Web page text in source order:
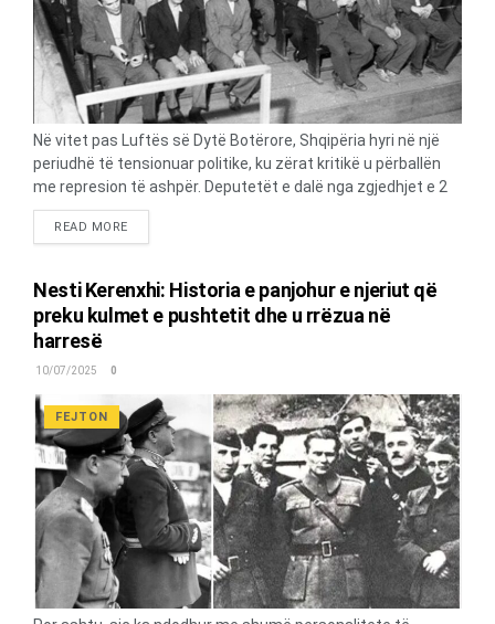
Në vitet pas Luftës së Dytë Botërore, Shqipëria hyri në një
periudhë të tensionuar politike, ku zërat kritikë u përballën
me represion të ashpër. Deputetët e dalë nga zgjedhjet e 2
dhjetorit 1945, anëtarë të Frontit Demokratik, por me
qëndrime properëndimore dhe proamerikane, u bënë
hedh dritë mbi proceset gjyqësore të viteve 1946-1948, ku
intelektualët dhe deputetët u dënuan nën akuzat për
“sabotim” dhe “tradhëti”, duke shënuar një kapitull të errët të
historisë shqiptare. Fillimi i Represionit: Proceset e Maliqit
dhe Kryengritja e Postribës Pas proceseve të nëntorit 1946
kundër teknikëve intelektualë të akuzuar për “sabotim” në
Maliq, vëmendja e regjimit komunist u kthye te inteligjenca
dhe deputetët me pikëpamje...
READ MOREDETAILS
Nesti Kerenxhi: Historia e panjohur e njeriut që
preku kulmet e pushtetit dhe u rrëzua në
harresë
10/07/2025 0
FEJTON